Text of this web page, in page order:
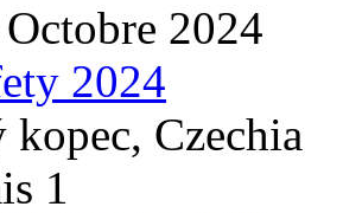
2024
2024
kopec, Czechia
1